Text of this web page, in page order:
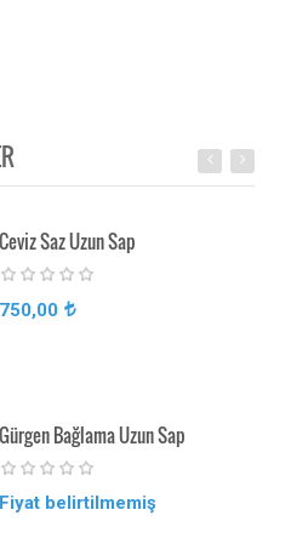
Ceviz Saz Uzun Sap
750,00
Gürgen Bağlama Uzun Sap
Fiyat belirtilmemiş